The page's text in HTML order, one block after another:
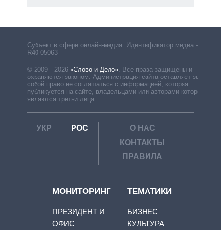
Субъект в сфере онлайн-медиа. Идентификатор медиа –
R40-05063
© 2009—2026 «Слово и Дело». Все права защищены и
охраняются законом. Администрация сайта оставляет за
собой право не соглашаться с информацией, которая
публикуется на сайте, владельцами или авторами которой
являются третьи лица.
УКР РОС
О НАС
КОНТАКТЫ
ПРАВИЛА
МОНИТОРИНГ
ПРЕЗИДЕНТ И
ОФИС
ТЕМАТИКИ
БИЗНЕС
КУЛЬТУРА